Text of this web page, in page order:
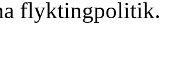
flyktingpolitik.